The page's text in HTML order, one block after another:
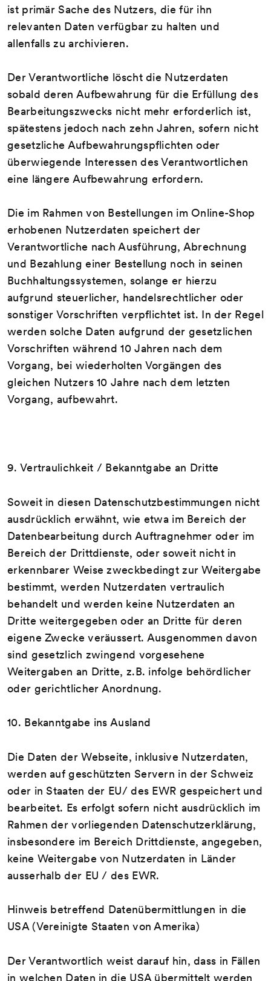
ist primär Sache des Nutzers, die für ihn
relevanten Daten verfügbar zu halten und
allenfalls zu archivieren.
Der Verantwortliche löscht die Nutzerdaten
sobald deren Aufbewahrung für die Erfüllung des
Bearbeitungszwecks nicht mehr erforderlich ist,
spätestens jedoch nach zehn Jahren, sofern nicht
gesetzliche Aufbewahrungspflichten oder
überwiegende Interessen des Verantwortlichen
eine längere Aufbewahrung erfordern.
Die im Rahmen von Bestellungen im Online-Shop
erhobenen Nutzerdaten speichert der
Verantwortliche nach Ausführung, Abrechnung
und Bezahlung einer Bestellung noch in seinen
Buchhaltungssystemen, solange er hierzu
aufgrund steuerlicher, handelsrechtlicher oder
sonstiger Vorschriften verpflichtet ist. In der Regel
werden solche Daten aufgrund der gesetzlichen
Vorschriften während 10 Jahren nach dem
Vorgang, bei wiederholten Vorgängen des
gleichen Nutzers 10 Jahre nach dem letzten
Vorgang, aufbewahrt.
9. Vertraulichkeit / Bekanntgabe an Dritte
Soweit in diesen Datenschutzbestimmungen nicht
ausdrücklich erwähnt, wie etwa im Bereich der
Datenbearbeitung durch Auftragnehmer oder im
Bereich der Drittdienste, oder soweit nicht in
erkennbarer Weise zweckbedingt zur Weitergabe
bestimmt, werden Nutzerdaten vertraulich
behandelt und werden keine Nutzerdaten an
Dritte weitergegeben oder an Dritte für deren
eigene Zwecke veräussert. Ausgenommen davon
sind gesetzlich zwingend vorgesehene
Weitergaben an Dritte, z.B. infolge behördlicher
oder gerichtlicher Anordnung.
10. Bekanntgabe ins Ausland
Die Daten der Webseite, inklusive Nutzerdaten,
werden auf geschützten Servern in der Schweiz
oder in Staaten der EU/ des EWR gespeichert und
bearbeitet. Es erfolgt sofern nicht ausdrücklich im
Rahmen der vorliegenden Datenschutzerklärung,
insbesondere im Bereich Drittdienste, angegeben,
keine Weitergabe von Nutzerdaten in Länder
ausserhalb der EU / des EWR.
Hinweis betreffend Datenübermittlungen in die
USA (Vereinigte Staaten von Amerika)
Der Verantwortlich weist darauf hin, dass in Fällen
in welchen Daten in die USA übermittelt werden